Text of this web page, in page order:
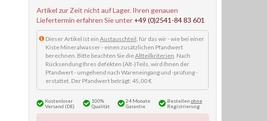
Artikel zur Zeit nicht auf Lager. Ihren genauen
Liefertermin erfahren Sie unter +49 (0)2541-84 83 601
Dieser Artikel ist ein Austauschteil, für das wir - wie bei einer
Kiste Mineralwasser - einen zusätzlichen Pfandwert
berechnen. Bitte beachten Sie dieAltteilkriterien. Nach
Rücksendung Ihres defekten (Alt-)Teils, wird Ihnen der
Pfandwert - umgehend nach Wareneingang und -prüfung -
erstattet. Der Pfandwert beträgt: 45,00 €
Kostenloser
Versand (DE)
100%
Qualität
24 Monate
Garantie
Bestellen ohne
Registrierung